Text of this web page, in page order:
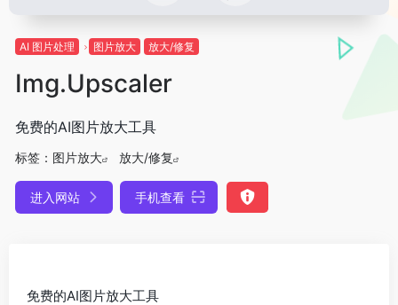
AI 图片处理 图片放大 放大/修复
Img.Upscaler
免费的AI图片放大工具
标签： 图片放大 放大/修复
进入网站 手机查看
免费的AI图片放大工具